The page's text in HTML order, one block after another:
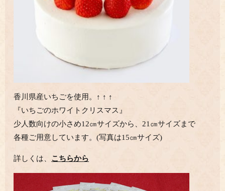
香川県産いちごを使用。↑ ↑ ↑
『いちごのホワイトクリスマス』
少人数向けの小さめ12㎝サイズから、21㎝サイズまで
各種ご用意しています。(写真は15㎝サイズ)
詳しくは、 こちらから